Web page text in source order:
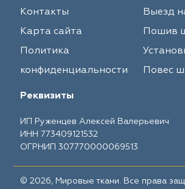
Контакты
Карта сайта
Политика
конфиденциальности
Выезд
Пошив
Повес
Реквизиты
ИП Руженцев Алексей Валерьевич
ИНН 773409121532
ОГРНИП 307770000069513
© 2026, Мировые ткани. Все права